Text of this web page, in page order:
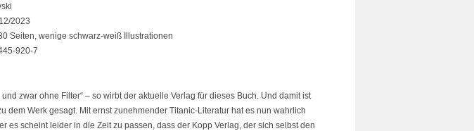
2023
Seiten, wenige schwarz-weiß Illustrationen
920-7
und zwar ohne Filter“ – so wirbt der aktuelle Verlag für dieses Buch. Und damit ist
dem Werk gesagt. Mit ernst zunehmender Titanic-Literatur hat es nun wahrlich
es scheint leider in die Zeit zu passen, dass der Kopp Verlag, der sich selbst den